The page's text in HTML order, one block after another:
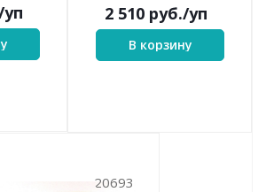
2 510руб./уп
В корзину
20693